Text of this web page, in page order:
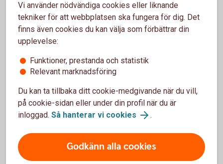
Våra bilförsäkringar –
produktfakta och villkor
Bilförsäkringarna BAS och PLUS - produktfakta
och villkor
Hur minskar jag risken för inbrott, stöld och
Hur anmäler jag skada?
Vi använder nödvändiga cookies eller liknande
tekniker för att webbplatsen ska fungera för dig. Det
finns även cookies du kan välja som förbättrar din
upplevelse:
Funktioner, prestanda och statistik
Relevant marknadsföring
Du kan ta tillbaka ditt cookie-medgivande när du vill,
på cookie-sidan eller under din profil när du är
inloggad. Så hanterar vi cookies .
Godkänn alla cookies